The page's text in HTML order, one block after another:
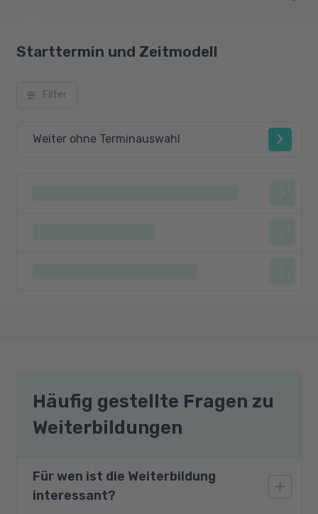
Starttermin und Zeitmodell
Filter
Weiter ohne Terminauswahl
Häufig gestellte Fragen zu
Weiterbildungen
Für wen ist die Weiterbildung
interessant?